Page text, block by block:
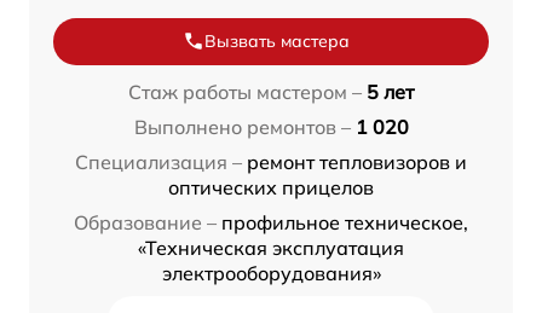
Вызвать мастера
Стаж работы мастером – 5 лет
Выполнено ремонтов – 1 020
Специализация – ремонт тепловизоров и
оптических прицелов
Образование – профильное техническое,
«Техническая эксплуатация
электрооборудования»